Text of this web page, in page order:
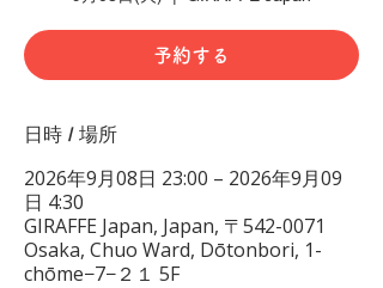
予約する
日時 / 場所
2026年9月08日 23:00 – 2026年9月09
日 4:30
GIRAFFE Japan, Japan, 〒542-0071
Osaka, Chuo Ward, Dōtonbori, 1-
chōme−7−２１ 5F